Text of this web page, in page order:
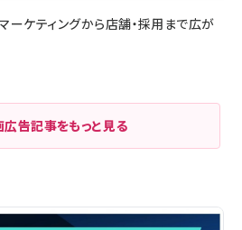
ーケティングから店舗・採用まで広が
告記事をもっと見る